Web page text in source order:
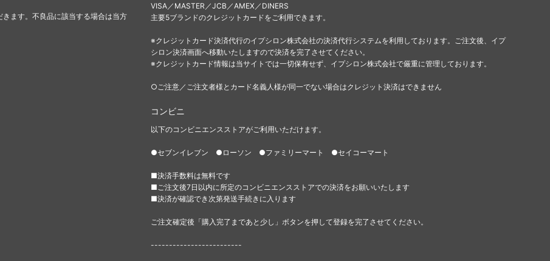
ます。不良品に該当する場合は当方
VISA／MASTER／JCB／AMEX／DINERS
主要5ブランドのクレジットカードをご利用できます。
※クレジットカード決済代行のイプシロン株式会社の決済代行システムを利用しております。ご注文後、イプ
シロン決済画面へ移動いたしますので決済を完了させてください。
※クレジットカード情報は当サイトでは一切保有せず、イプシロン株式会社で厳重に管理しております。
○ご注意／ご注文者様とカード名義人様が同一でない場合はクレジット決済はできません
コンビニ
以下のコンビニエンスストアがご利用いただけます。
●セブンイレブン ●ローソン ●ファミリーマート ●セイコーマート
■決済手数料は無料です
■ご注文後7日以内に所定のコンビニエンスストアでの決済をお願いいたします
■決済が確認でき次第発送手続きに入ります
ご注文確定後「購入完了まであと少し」ボタンを押して登録を完了させてください。
-------------------------